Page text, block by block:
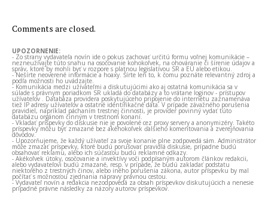
Comments are closed.
UPOZORNENIE:
- Zo strany vydavateľa novín ide o pokus zachovať určitú formu voľnej komunikácie –
nezneužívajte túto snahu na osočovanie kohokoľvek, na ohováranie či šírenie údajov a
správ, ktoré by mohli byť v rozpore s platnou legislatívou SR a EÚ alebo etikou.
- Nešírte neoverené informácie a hoaxy. Šírte len to, k čomu poznáte relevantný zdroj a
podľa možnosti ho uvádzajte.
- Komunikácia medzi užívateľmi a diskutujúcimi ako aj ostatná komunikácia sa v
súlade s právnym poriadkom SR ukladá do databázy a to vrátane loginov - prístupov
užívateľov . Databáza providera poskytujúceho pripojenie do internetu zaznamenáva
tiež IP adresy užívateľov a ostatné identifikačné dáta. V prípade závažného porušenia
pravidiel, napríklad páchaním trestnej činnosti, je provider povinný vydať túto
databázu orgánom činným v trestnom konaní.
- Vkladať príspevky do diskusie nie je povolené cez proxy servery a anonymizéry. Takéto
príspevky môžu byť zmazané bez akéhokoľvek ďalšieho komentovania a zverejňovania
dôvodov.
- Upozorňujeme, že každý užívateľ za svoje konanie plne zodpovedá sám. Administrátor
môže zmazať príspevky, ktoré budú porušovať pravidlá diskusie, prípadne budú
obsahovať reklamu, alebo ich súčasťou budú reklamné odkazy.
- Akékoľvek útoky, osočovanie a invektívy voči podpísaným autorom článkov redakcii,
alebo vydavateľovi budú zmazané, resp. v prípade, že budú zakladať podstatu
niektorého z trestných činov, alebo iného porušenia zákona, autor príspevku by mal
počítať s možnosťou zjednania nápravy právnou cestou.
- Vydavateľ novín a redakcia nezodpovedá za obsah príspevkov diskutujúcich a nenesie
prípadné právne následky za názory autorov príspevkov.